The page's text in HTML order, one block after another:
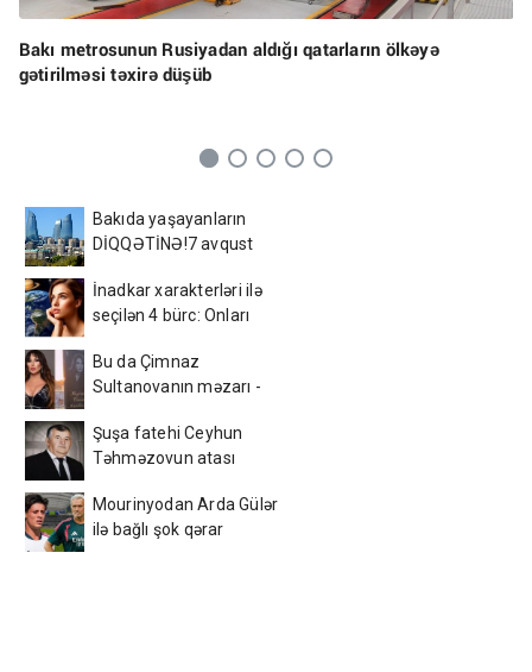
Bakı metrosunun Rusiyadan aldığı qatarların ölkəyə
gətirilməsi təxirə düşüb
Bakıda yaşayanların
DİQQƏTİNƏ!7 avqust
etibarən...
İnadkar xarakterləri ilə
seçilən 4 bürc: Onları
çətindir
Bu da Çimnaz
Sultanovanın məzarı -
Şuşa fatehi Ceyhun
Təhməzovun atası
Mourinyodan Arda Gülər
ilə bağlı şok qərar